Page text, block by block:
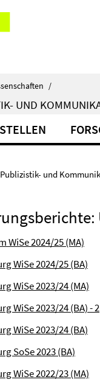
/
UND
und
2024/25 (MA)
WiSe 2024/25 (BA)
WiSe 2023/24 (MA)
WiSe 2023/24 (BA) - 2
WiSe 2023/24 (BA)
SoSe 2023 (BA)
WiSe 2022/23 (MA)